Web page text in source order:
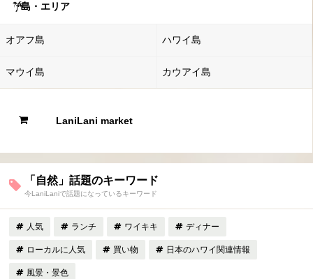
島・エリア
オアフ島 ハワイ島
マウイ島 カウアイ島
LaniLani market
「自然」話題のキーワード
今LaniLaniで話題になっているキーワード
人気 ランチ ワイキキ ディナー
ローカルに人気 買い物 日本のハワイ関連情報
風景・景色